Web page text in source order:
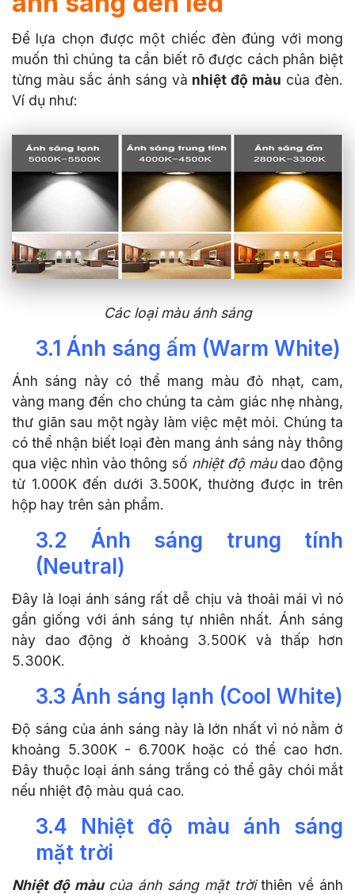
Để lựa chọn được một chiếc đèn đúng với mong
muốn thì chúng ta cần biết rõ được cách phân biệt
từng màu sắc ánh sáng và nhiệt độ màu của đèn.
Ví dụ như:
Các loại màu ánh sáng
3.1 Ánh sáng ấm (Warm White)
Ánh sáng này có thể mang màu đỏ nhạt, cam,
vàng mang đến cho chúng ta cảm giác nhẹ nhàng,
thư giãn sau một ngày làm việc mệt mỏi. Chúng ta
có thể nhận biết loại đèn mang ánh sáng này thông
qua việc nhìn vào thông số nhiệt độ màudao động
từ 1.000K đến dưới 3.500K, thường được in trên
hộp hay trên sản phẩm.
3.2 Ánh sáng trung tính
(Neutral)
Đây là loại ánh sáng rất dễ chịu và thoải mái vì nó
gần giống với ánh sáng tự nhiên nhất. Ánh sáng
này dao động ở khoảng 3.500K và thấp hơn
5.300K.
3.3 Ánh sáng lạnh (Cool White)
Độ sáng của ánh sáng này là lớn nhất vì nó nằm ở
khoảng 5.300K - 6.700K hoặc có thể cao hơn.
Đây thuộc loại ánh sáng trắng có thể gây chói mắt
nếu nhiệt độ màu quá cao.
3.4 Nhiệt độ màu ánh sáng
mặt trời
Nhiệt độ màucủa ánh sáng mặt trờithiên về ánh